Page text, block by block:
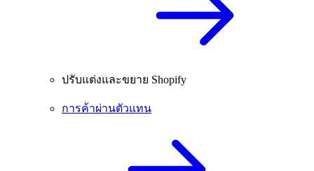
ปรับแต่งและขยาย Shopify
การค้าผ่านตัวแทน